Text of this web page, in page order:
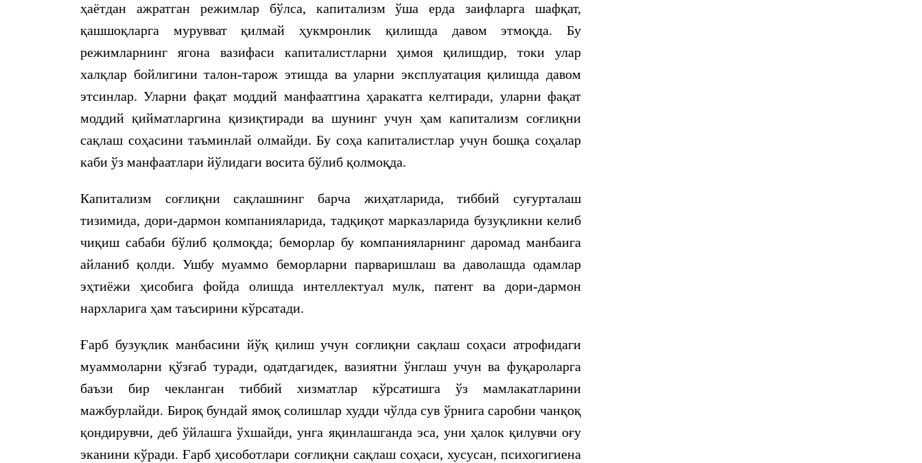
ҳаётдан ажратган режимлар бўлса, капитализм ўша ерда заифларга шафқат,
қашшоқларга мурувват қилмай ҳукмронлик қилишда давом этмоқда. Бу
режимларнинг ягона вазифаси капиталистларни ҳимоя қилишдир, токи улар
халқлар бойлигини талон-тарож этишда ва уларни эксплуатация қилишда давом
этсинлар. Уларни фақат моддий манфаатгина ҳаракатга келтиради, уларни фақат
моддий қийматларгина қизиқтиради ва шунинг учун ҳам капитализм соғлиқни
сақлаш соҳасини таъминлай олмайди. Бу соҳа капиталистлар учун бошқа соҳалар
каби ўз манфаатлари йўлидаги восита бўлиб қолмоқда.
Капитализм соғлиқни сақлашнинг барча жиҳатларида, тиббий суғурталаш
тизимида, дори-дармон компанияларида, тадқиқот марказларида бузуқликни келиб
чиқиш сабаби бўлиб қолмоқда; беморлар бу компанияларнинг даромад манбаига
айланиб қолди. Ушбу муаммо беморларни парваришлаш ва даволашда одамлар
эҳтиёжи ҳисобига фойда олишда интеллектуал мулк, патент ва дори-дармон
нархларига ҳам таъсирини кўрсатади.
Ғарб бузуқлик манбасини йўқ қилиш учун соғлиқни сақлаш соҳаси атрофидаги
муаммоларни қўзғаб туради, одатдагидек, вазиятни ўнглаш учун ва фуқароларга
баъзи бир чекланган тиббий хизматлар кўрсатишга ўз мамлакатларини
мажбурлайди. Бироқ бундай ямоқ солишлар худди чўлда сув ўрнига саробни чанқоқ
қондирувчи, деб ўйлашга ўхшайди, унга яқинлашганда эса, уни ҳалок қилувчи оғу
эканини кўради. Ғарб ҳисоботлари соғлиқни сақлаш соҳаси, хусусан, психогигиена